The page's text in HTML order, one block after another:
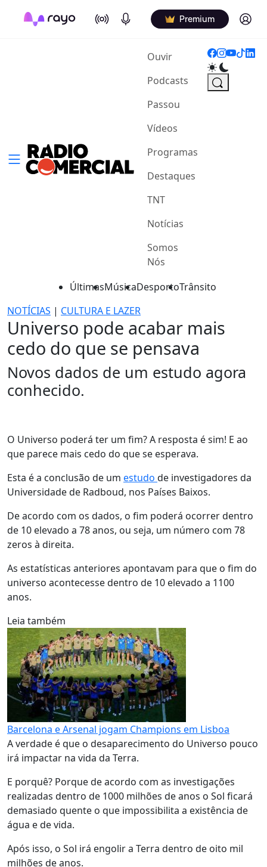
On Air Podcasts Premium Log in
Ouvir(current)
Podcasts
Passou
Vídeos
Programas
Destaques
TNT
Notícias
Somos
Nós
ÚltimasMúsicaDesportoTrânsito
NOTÍCIAS | CULTURA E LAZER
Universo pode acabar mais
cedo do que se pensava
Novos dados de um estudo agora
conhecido.
O Universo poderá ter um fim? A resposta é sim! E ao
que parece mais cedo do que se esperava.
Esta é a conclusão de um estudo de investigadores da
Universidade de Radboud, nos Países Baixos.
De acordo com os dados, o fim poderá ocorrer dentro
de 10 elevado a 78 anos, ou seja, um número com 78
zeros à direita.
As estatísticas anteriores apontavam para que o fim do
universo acontecesse dentro de 10 elevado a 1100
anos.
Leia também
Barcelona e Arsenal jogam Champions em Lisboa
A verdade é que o desaparecimento do Universo pouco
irá impactar na vida da Terra.
E porquê? Porque de acordo com as investigações
realizadas dentro de 1000 milhões de anos o Sol ficará
demasiado quente o que impossibilita a existência de
água e de vida.
Após isso, o Sol irá engolir a Terra dentro de oito mil
milhões de anos.